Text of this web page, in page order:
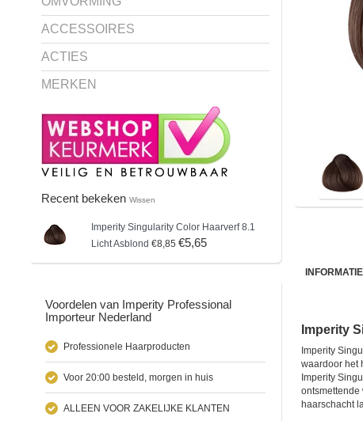
ACCESSOIRES
ACTIES
MERKEN
Recent bekeken Wissen
ImperitySingularity Color Haarverf 8.1
Licht Asblond €8,85 €5,65
Voordelen van Imperity Professional
Importeur Nederland
Professionele Haarproducten
Voor 20:00 besteld, morgen in huis
ALLEEN VOOR ZAKELIJKE KLANTEN
INFORMATIE
Imperity
Imperity
waardoor het
Imperity
ontsmettende
haarschacht